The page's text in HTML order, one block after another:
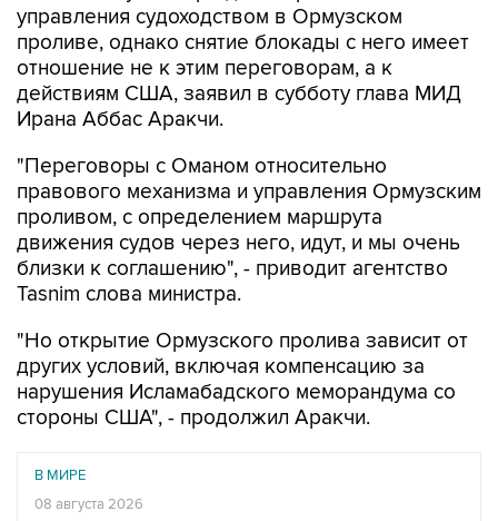
управления судоходством в Ормузском
проливе, однако снятие блокады с него имеет
отношение не к этим переговорам, а к
действиям США, заявил в субботу глава МИД
Ирана Аббас Аракчи.
"Переговоры с Оманом относительно
правового механизма и управления Ормузским
проливом, с определением маршрута
движения судов через него, идут, и мы очень
близки к соглашению", - приводит агентство
Tasnim слова министра.
"Но открытие Ормузского пролива зависит от
других условий, включая компенсацию за
нарушения Исламабадского меморандума со
стороны США", - продолжил Аракчи.
В МИРЕ
08 августа 2026